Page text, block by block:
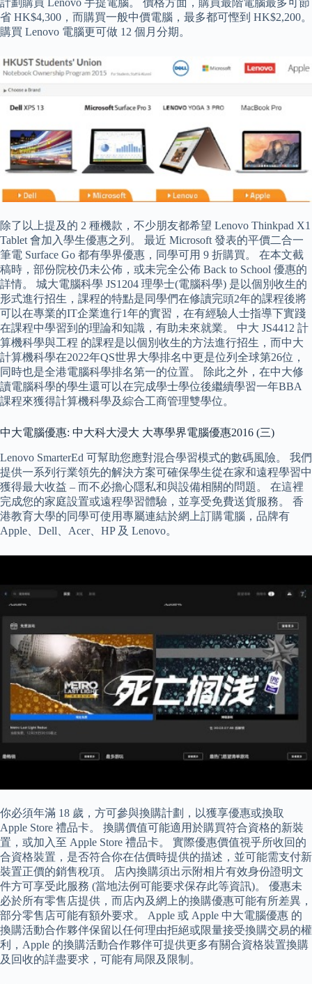
省 HK$4,300，而購買一般中價電腦，最多都可慳到 HK$2,200。
購買 Lenovo 電腦更可做 12 個月分期。
除了以上提及的 2 種機款，不少朋友都希望 Lenovo Thinkpad X1
Tablet 會加入學生優惠之列。 最近 Microsoft 發表的平價二合一
筆電 Surface Go 都有學界優惠，同學可用 9 折購買。 在本文截
稿時，部份院校仍未公佈，或未完全公佈 Back to School 優惠的
詳情。 城大電腦科學 JS1204 理學士(電腦科學) 是以個別收生的
形式進行招生，課程的特點是同學們在修讀完頭2年的課程後將
可以在專業的IT企業進行1年的實習，在有經驗人士指導下實踐
在課程中學習到的理論和知識，有助未來就業。 中大 JS4412 計
算機科學與工程 的課程是以個別收生的方法進行招生，而中大
計算機科學在2022年QS世界大學排名中更是位列全球第26位，
同時也是全港電腦科學排名第一的位置。 除此之外，在中大修
讀電腦科學的學生還可以在完成學士學位後繼續學習一年BBA
課程來獲得計算機科學及綜合工商管理雙學位。
中大電腦優惠: 中大科大浸大 大專學界電腦優惠2016 (三)
Lenovo SmarterEd 可幫助您應對混合學習模式的數碼風險。 我們
提供一系列行業領先的解決方案可確保學生從在家和遠程學習中
獲得最大收益 – 而不必擔心隱私和與設備相關的問題。 在這裡
完成您的家庭設置或遠程學習體驗，並享受免費送貨服務。 香
港教育大學的同學可使用專屬連結於網上訂購電腦，品牌有
Apple、Dell、Acer、HP 及 Lenovo。
你必須年滿 18 歲，方可參與換購計劃，以獲享優惠或換取
Apple Store 禮品卡。 換購價值可能適用於購買符合資格的新裝
置，或加入至 Apple Store 禮品卡。 實際優惠價值視乎所收回的
合資格裝置，是否符合你在估價時提供的描述，並可能需支付新
裝置正價的銷售稅項。 店內換購須出示附相片有效身份證明文
件方可享受此服務 (當地法例可能要求保存此等資訊)。 優惠未
必於所有零售店提供，而店內及網上的換購優惠可能有所差異，
部分零售店可能有額外要求。 Apple 或 Apple 中大電腦優惠 的
換購活動合作夥伴保留以任何理由拒絕或限量接受換購交易的權
利，Apple 的換購活動合作夥伴可提供更多有關合資格裝置換購
及回收的詳盡要求，可能有局限及限制。